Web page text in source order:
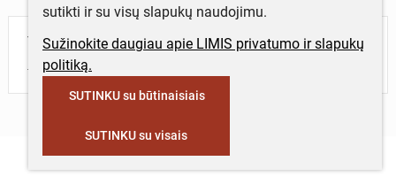
Turite daugiau informacijos apie objektą?
Parašykite mums!
sutikti ir su visų slapukų naudojimu.
Sužinokite daugiau apie LIMIS privatumo ir slapukų
politiką.
SUTINKU su būtinaisiais
SUTINKU su visais